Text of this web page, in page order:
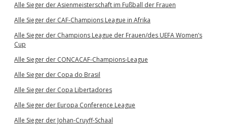
Alle Sieger der Asienmeisterschaft im Fußball der Frauen
Alle Sieger der CAF-Champions League in Afrika
Alle Sieger der Champions League der Frauen/des UEFA Women’s
Cup
Alle Sieger der CONCACAF-Champions-League
Alle Sieger der Copa do Brasil
Alle Sieger der Copa Libertadores
Alle Sieger der Europa Conference League
Alle Sieger der Johan-Cruyff-Schaal